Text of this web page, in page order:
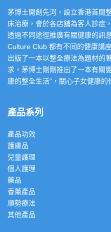
茅博士開創先河，設立香港首間
床治療，會於各店舖為客人診症
透過不同途徑推廣有關健康的訊
Culture Club 都有不同的健康講
出版了一本以整全療法為題材的
求，茅博士剛剛推出了一本有關
康的整全生活”，關心子女健康的
產品系列
產品功效
護膚品
兒童護理
個人護理
藥品
香薰產品
順勢療法
其他產品